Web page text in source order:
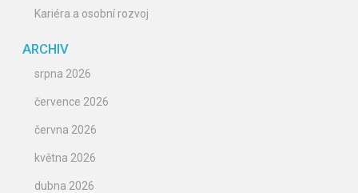
Kariéra a osobní rozvoj
ARCHIV
srpna 2026
července 2026
června 2026
května 2026
dubna 2026